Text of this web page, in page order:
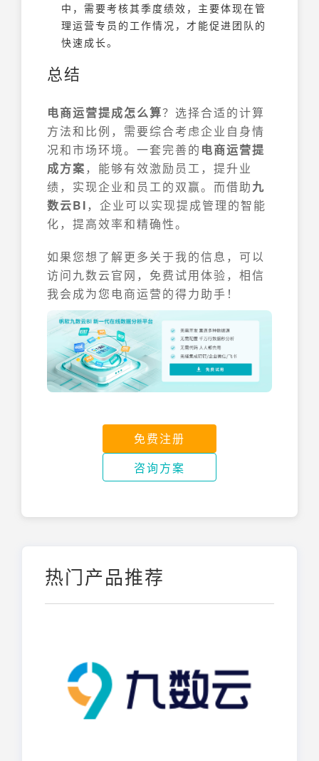
中，需要考核其季度绩效，主要体现在管
理运营专员的工作情况，才能促进团队的
快速成长。
总结
电商运营提成怎么算？选择合适的计算
方法和比例，需要综合考虑企业自身情
况和市场环境。一套完善的 电商运营提
成方案 ，能够有效激励员工，提升业
绩，实现企业和员工的双赢。而借助九
数云BI ，企业可以实现提成管理的智能
化，提高效率和精确性。
如果您想了解更多关于我的信息，可以
访问九数云官网，免费试用体验，相信
我会成为您电商运营的得力助手！
免费注册
咨询方案
热门产品推荐